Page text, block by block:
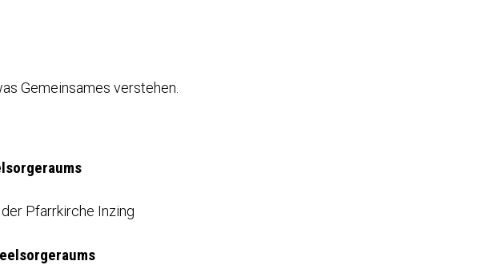
Gemeinsames verstehen.
Pfarrkirche Inzing